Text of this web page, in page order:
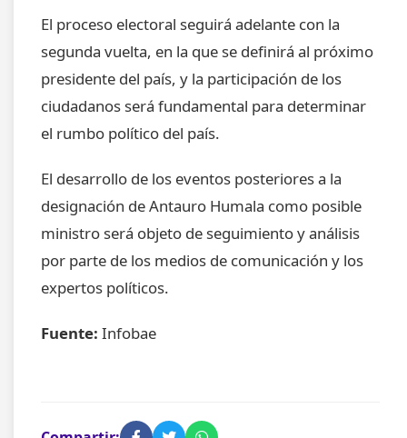
El proceso electoral seguirá adelante con la
segunda vuelta, en la que se definirá al próximo
presidente del país, y la participación de los
ciudadanos será fundamental para determinar
el rumbo político del país.
El desarrollo de los eventos posteriores a la
designación de Antauro Humala como posible
ministro será objeto de seguimiento y análisis
por parte de los medios de comunicación y los
expertos políticos.
Fuente: Infobae